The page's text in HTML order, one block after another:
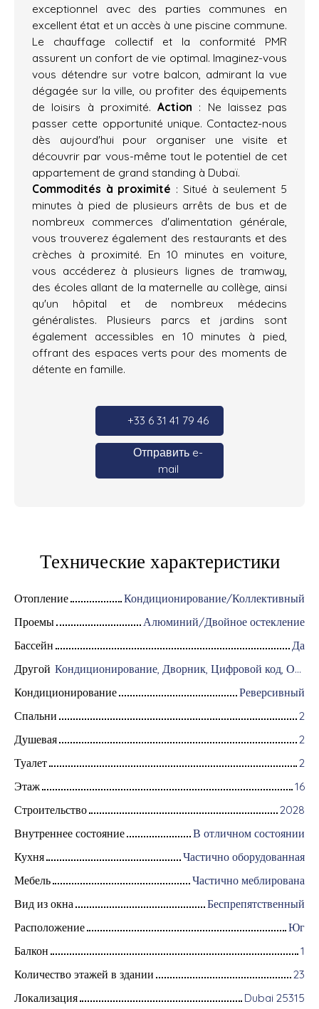
exceptionnel avec des parties communes en
excellent état et un accès à une piscine commune.
Le chauffage collectif et la conformité PMR
assurent un confort de vie optimal. Imaginez-vous
vous détendre sur votre balcon, admirant la vue
dégagée sur la ville, ou profiter des équipements
de loisirs à proximité. Action : Ne laissez pas
passer cette opportunité unique. Contactez-nous
dès aujourd'hui pour organiser une visite et
découvrir par vous-même tout le potentiel de cet
appartement de grand standing à Dubaï.
Commodités à proximité : Situé à seulement 5
minutes à pied de plusieurs arrêts de bus et de
nombreux commerces d'alimentation générale,
vous trouverez également des restaurants et des
crèches à proximité. En 10 minutes en voiture,
vous accéderez à plusieurs lignes de tramway,
des écoles allant de la maternelle au collège, ainsi
qu'un hôpital et de nombreux médecins
généralistes. Plusieurs parcs et jardins sont
également accessibles en 10 minutes à pied,
offrant des espaces verts pour des moments de
détente en famille.
+33 6 31 41 79 46
Отправить e-
mail
Технические характеристики
Отопление
Кондиционирование/Коллективный
Проемы
Алюминий/Двойное остекление
Бассейн
Да
Другой
Кондиционирование, Дворник, Цифровой код, Оборудование для домашней автоматизации, Оптоволоконный интернет, Хранитель, Интерком, Моторизованные ворота, Бронированная дверь, Система охранной сигнализации, Видеофон
Кондиционирование
Реверсивный
Спальни
2
Душевая
2
Туалет
2
Этаж
16
Строительство
2028
Внутреннее состояние
В отличном состоянии
Кухня
Частично оборудованная
Мебель
Частично меблирована
Вид из окна
Беспрепятственный
Расположение
Юг
Балкон
1
Количество этажей в здании
23
Локализация
Dubai 25315